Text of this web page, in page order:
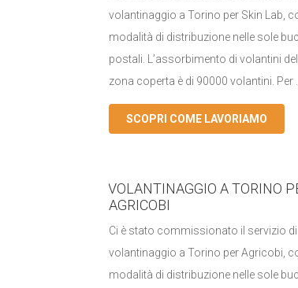
volantinaggio a Torino per Skin Lab,
modalità di distribuzione nelle sole
postali. L’assorbimento di volantini
zona coperta è di 90000 volantini. Per ...
SCOPRI COME LAVORIAMO
VOLANTINAGGIO A TORINO
AGRICOBI
Ci è stato commissionato il servizio di
volantinaggio a Torino per Agricobi,
modalità di distribuzione nelle sole